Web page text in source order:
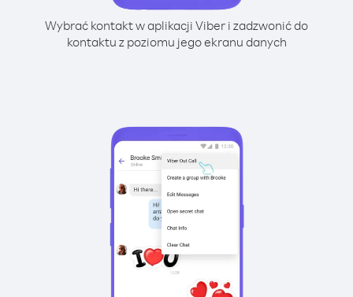
Wybrać kontakt w aplikacji Viber i zadzwonić do
kontaktu z poziomu jego ekranu danych